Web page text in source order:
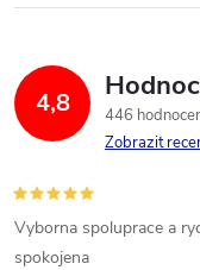
4,8
446
Zobrazit
Vyborna spoluprace a
spokojena